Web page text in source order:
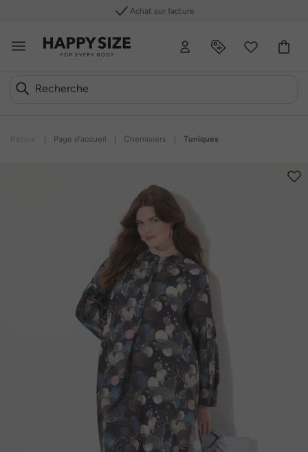
Achat sur facture
Page d’accueil Chemisiers Tuniques